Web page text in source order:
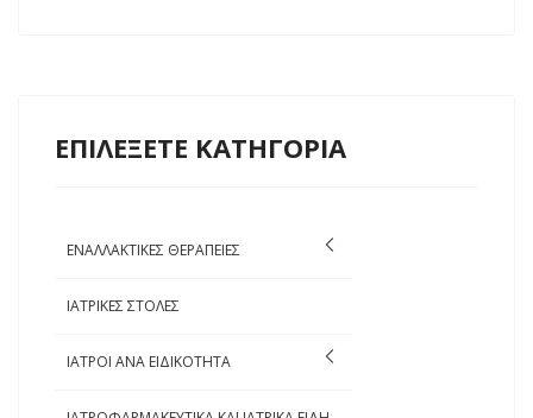
ΕΠΙΛΕΞΕΤΕ ΚΑΤΗΓΟΡΙΑ
ΕΝΑΛΛΑΚΤΙΚΕΣ ΘΕΡΑΠΕΙΕΣ
ΙΑΤΡΙΚΕΣ ΣΤΟΛΕΣ
ΙΑΤΡΟΙ ΑΝΑ ΕΙΔΙΚΟΤΗΤΑ